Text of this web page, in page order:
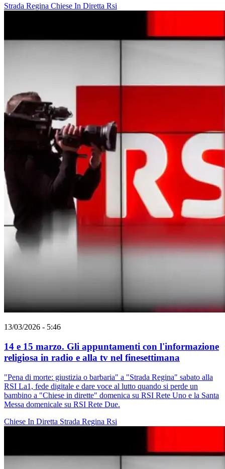
Strada Regina Chiese In Diretta Rsi
13/03/2026 - 5:46
14 e 15 marzo. Gli appuntamenti con l'informazione
religiosa in radio e alla tv nel finesettimana
"Pena di morte: giustizia o barbaria" a "Strada Regina" sabato alla
RSI La1, fede digitale e dare voce al lutto quando si perde un
bambino a "Chiese in dirette" domenica su RSI Rete Uno e la Santa
Messa domenicale su RSI Rete Due.
Chiese In Diretta Strada Regina Rsi